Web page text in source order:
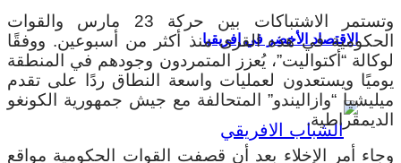
الاقتصاد الأخضر في إفريقيا
وتستمر الاشتباكات بين حركة 23 مارس والقوات
الحكومية في هذه القرى منذ أكثر من أسبوعين. ووفقًا
لوكالة “أكتواليت”، يُعزز المتمردون وجودهم في المنطقة
يوميًا ويستعدون لعمليات واسعة النطاق ردًا على تقدم
ميليشيا “وازاليندو” المتحالفة مع جيش جمهورية الكونغو
الديمقراطية.
وجاء أمر الإخلاء بعد أن قصفت القوات الحكومية مواقع